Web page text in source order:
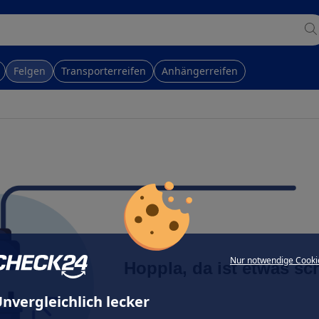
Nur notwendige
lecker
Felgen Transporterreifen Anhängerreifen
Hoppla, da ist etwas